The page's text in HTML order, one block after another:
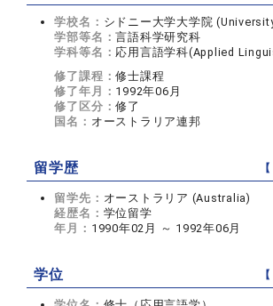
学校名： シドニー大学大学院
学部等名：言語科学研究科
学科等名： 応用言語学科(Applied
修了課程：修士課程
修了年月： 1992年06月
修了区分：修了
国名： オーストラリア連邦
留学歴
留学先： オーストラリア (Australia)
経歴名： 学位留学
年月： 1990年02月 ～ 1992年06月
学位